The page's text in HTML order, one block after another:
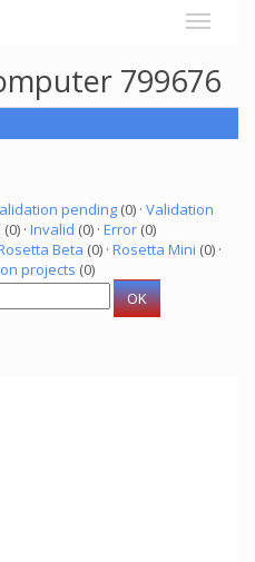
799676
pending (0) · Validation
· Invalid (0) · Error (0)
Beta (0) · Rosetta Mini (0) ·
projects (0)